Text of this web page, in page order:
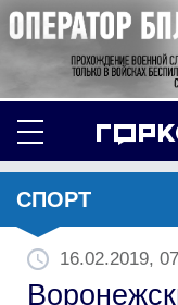
СПОРТ
16.02.2019,